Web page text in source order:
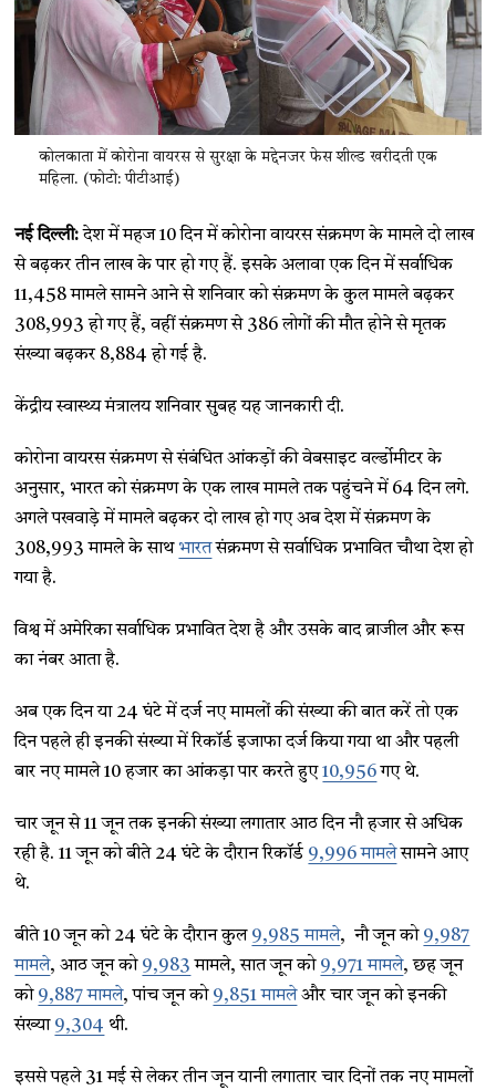
कोलकाता में कोरोना वायरस से सुरक्षा के मद्देनजर फेस शील्ड खरीदती एक
महिला. (फोटो: पीटीआई)
नई दिल्ली:देश में महज 10 दिन में कोरोना वायरस संक्रमण के मामले दो लाख
से बढ़कर तीन लाख के पार हो गए हैं. इसके अलावा एक दिन में सर्वाधिक
11,458 मामले सामने आने से शनिवार को संक्रमण के कुल मामले बढ़कर
308,993 हो गए हैं, वहीं संक्रमण से 386 लोगों की मौत होने से मृतक
संख्या बढ़कर 8,884 हो गई है.
केंद्रीय स्वास्थ्य मंत्रालय शनिवार सुबह यह जानकारी दी.
कोरोना वायरस संक्रमण से संबंधित आंकड़ों की वेबसाइट वर्ल्डोमीटर के
अनुसार, भारत को संक्रमण के एक लाख मामले तक पहुंचने में 64 दिन लगे.
अगले पखवाड़े में मामले बढ़कर दो लाख हो गए अब देश में संक्रमण के
308,993 मामले के साथभारतसंक्रमण से सर्वाधिक प्रभावित चौथा देश हो
गया है.
विश्व में अमेरिका सर्वाधिक प्रभावित देश है और उसके बाद ब्राजील और रूस
का नंबर आता है.
अब एक दिन या 24 घंटे में दर्ज नए मामलों की संख्या की बात करें तो एक
दिन पहले ही इनकी संख्या में रिकॉर्ड इजाफा दर्ज किया गया था और पहली
बार नए मामले 10 हजार का आंकड़ा पार करते हुए10,956गए थे.
चार जून से 11 जून तक इनकी संख्या लगातार आठ दिन नौ हजार से अधिक
रही है. 11 जून को बीते 24 घंटे के दौरान रिकॉर्ड 9,996 मामलेसामने आए
थे.
बीते 10 जून को 24 घंटे के दौरान कुल 9,985 मामले, नौ जून को 9,987
मामले, आठ जून को 9,983 मामले, सात जून को 9,971 मामले, छह जून
को 9,887 मामले, पांच जून को 9,851 मामलेऔर चार जून को इनकी
संख्या 9,304 थी.
इससे पहले 31 मई से लेकर तीन जून यानी लगातार चार दिनों तक नए मामलों